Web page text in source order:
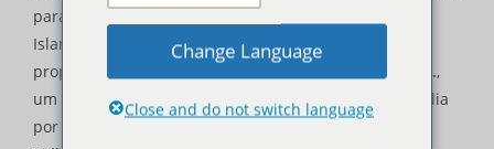
para reservar pacotes turísticos exclusivos para Coral
Island em Pattaya e Phuket. Nossa plataforma é de
propriedade e operada por
The Thai Tourism Co., Ltd.,
um nome confiável na indústria do turismo da Tailândia
por meio de nossa empresa controladora,
O Turismo
Change Language
Close and do not switch language